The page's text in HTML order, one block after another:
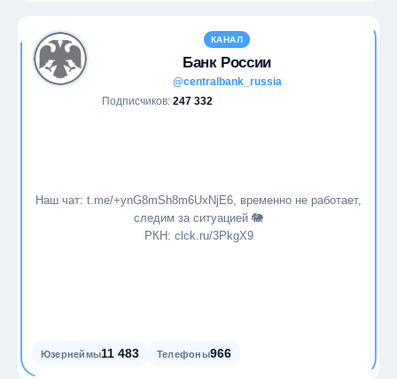
КАНАЛ
Банк России
@centralbank_russia
Подписчиков: 247 332
Наш чат: t.me/+ynG8mSh8m6UxNjE6, временно не работает,
следим за ситуацией 🐘
РКН: clck.ru/3PkgX9
Юзернеймы11 483 Телефоны966